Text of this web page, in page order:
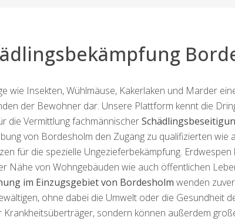
wie Insekten, Wühlmäuse, Kakerlaken und Marder
der Bewohner dar. Unsere Plattform kennt die
die Vermittlung fachmännischer
von Bordesholm den Zugang zu qualifizierten wie
für die spezielle Ungezieferbekämpfung.
Nähe von Wohngebäuden wie auch öffentlichen
im Einzugsgebiet von Bordesholm wenden
ohne dabei die Umwelt oder die Gesundheit
sondern können außerdem